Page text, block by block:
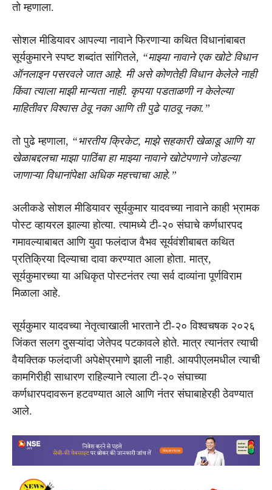
तो म्हणाला.
सोशल मीडियावर आपल्या नावाने फिरणाऱ्या कथित विधानांबाबत
सूर्यकुमारने स्पष्ट शब्दांत सांगितले, “माझ्या नावाने एक खोटे विधान
ऑनलाइन पसरवले जात आहे. मी असे कोणतेही विधान केलेले नाही
किंवा त्याला माझी मान्यता नाही. कृपया पडताळणी न केलेल्या
माहितीवर विश्वास ठेवू नका आणि ती पुढे पाठवू नका.”
तो पुढे म्हणाला, “भारतीय क्रिकेट, माझे सहकारी खेळाडू आणि या
खेळाबद्दलचा माझा पाठिंबा हा माझ्या नावाने खोटेपणाने जोडल्या
जाणाऱ्या विधानांपेक्षा अधिक महत्त्वाचा आहे.”
अलीकडे सोशल मीडियावर सूर्यकुमार यादवच्या नावाने काही भ्रामक
पोस्ट व्हायरल झाल्या होत्या. त्यामध्ये टी-२० संघाचे कर्णधारपद
गमावल्याबाबत आणि युवा फलंदाज वैभव सूर्यवंशीबाबत कथित
प्रतिक्रिया दिल्याचा दावा करण्यात आला होता. मात्र,
सूर्यकुमारच्या या अधिकृत पोस्टनंतर त्या सर्व दाव्यांना पूर्णविराम
मिळाला आहे.
सूर्यकुमार यादवच्या नेतृत्वाखाली भारताने टी-२० विश्वचषक २०२६
जिंकत सलग दुसऱ्यांदा जेतेपद पटकावले होते. मात्र त्यानंतर त्याची
वैयक्तिक फलंदाजी अपेक्षेप्रमाणे झाली नाही. आयपीएलमधील त्याची
कामगिरीही साधारण राहिल्याने त्याला टी-२० संघाच्या
कर्णधारपदावरून हटवण्यात आले आणि नंतर संघाबाहेरही ठेवण्यात
आले.